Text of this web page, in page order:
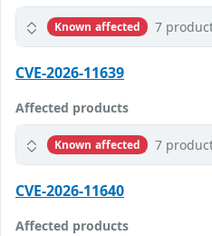
Known affected 7
CVE-2026-11639
Affected products
Known affected 7
CVE-2026-11640
Affected products